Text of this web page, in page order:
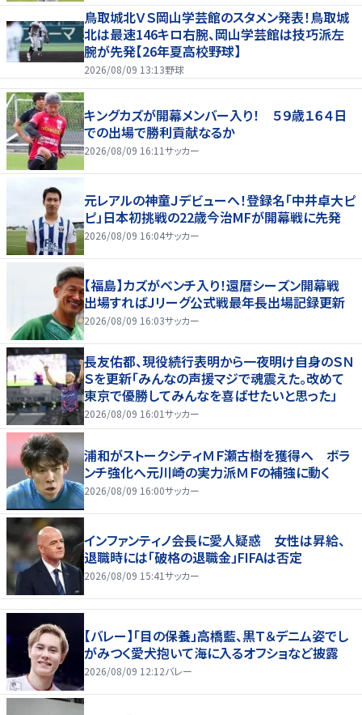
鳥取城北ＶＳ岡山学芸館のスタメン発表！鳥取城
北は最速146キロ右腕、岡山学芸館は技巧派左
腕が先発【26年夏高校野球】
2026/08/09 13:13野球
キングカズが開幕メンバー入り！ ５９歳１６４日
での出場で勝利貢献なるか
2026/08/09 16:11サッカー
元レアルの神童Ｊデビューへ！登録名「中井卓大ピ
ピ」日本初挑戦の22歳今治MFが開幕戦に先発
2026/08/09 16:04サッカー
【福島】カズがベンチ入り！還暦シーズン開幕戦
出場すればＪリーグ公式戦最年長出場記録更新
2026/08/09 16:03サッカー
長友佑都、現役続行表明から一夜明け自身のＳＮ
Ｓを更新「みんなの声援マジで魂震えた。改めて
東京で優勝してみんなを喜ばせたいと思った」
2026/08/09 16:01サッカー
浦和がストークシティＭＦ瀬古樹を獲得へ ボラ
ンチ強化へ元川崎の実力派ＭＦの補強に動く
2026/08/09 16:00サッカー
インファンティノ会長に愛人疑惑 女性は昇給、
退職時には「破格の退職金」FIFAは否定
2026/08/09 15:41サッカー
【バレー】「目の保養」高橋藍、黒Ｔ＆デニム姿でし
がみつく愛犬抱いて海に入るオフショなど披露
2026/08/09 12:12バレー